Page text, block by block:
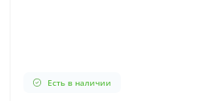
Есть в наличии